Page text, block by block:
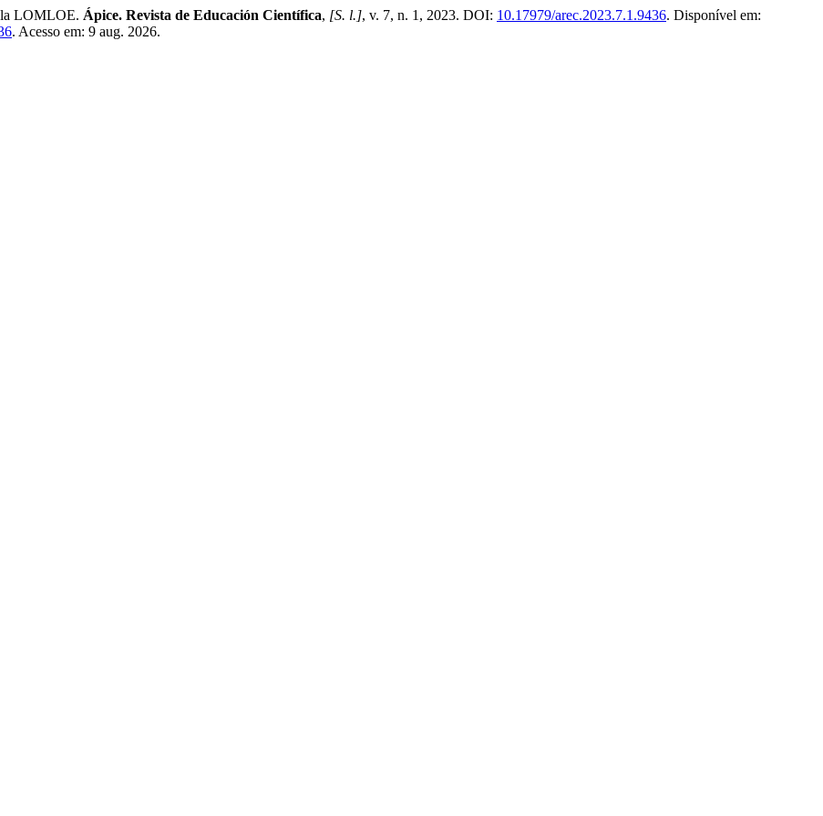
la LOMLOE. Ápice. Revista de Educación Científica, [S. l.], v. 7, n. 1, 2023. DOI: 10.17979/arec.2023.7.1.9436. Disponível em:
. Acesso em: 9 aug. 2026.